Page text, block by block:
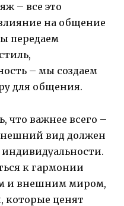
– все это
на общение
передаем
– мы создаем
для общения.
что важнее всего –
вид должен
к гармонии
и внешним миром,
которые ценят